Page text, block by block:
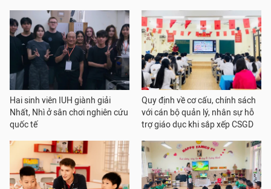
Hai sinh viên IUH giành giải
Nhất, Nhì ở sân chơi nghiên cứu
quốc tế
Quy định về cơ cấu, chính sách
với cán bộ quản lý, nhân sự hỗ
trợ giáo dục khi sắp xếp CSGD